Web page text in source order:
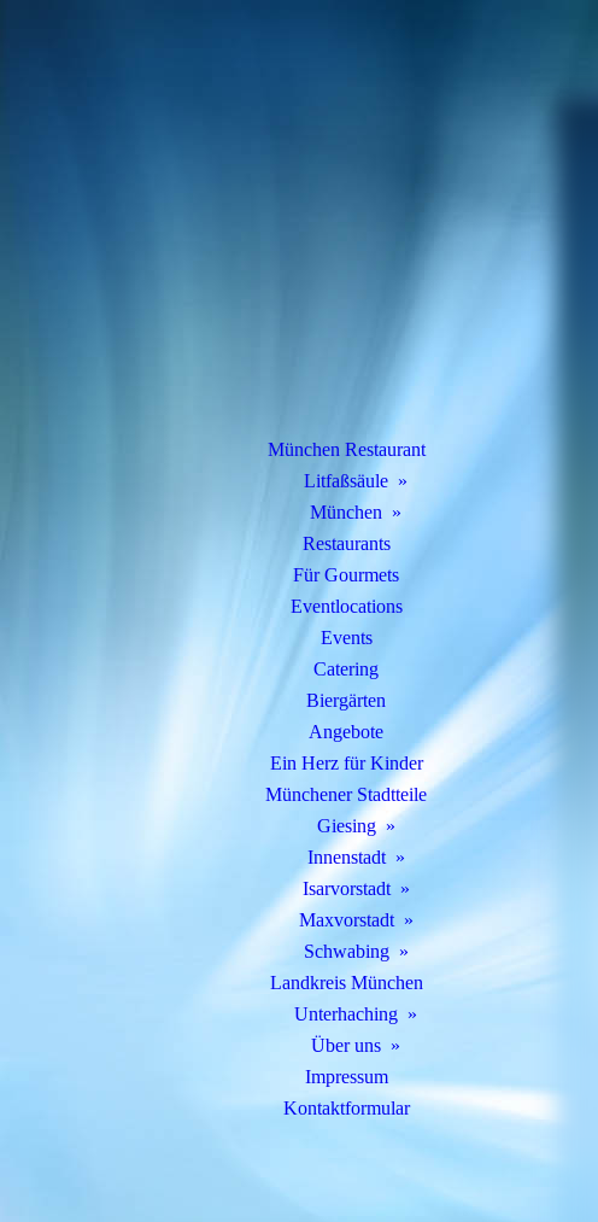
München Restaurant
Litfaßsäule
München
Restaurants
Für Gourmets
Eventlocations
Events
Catering
Biergärten
Angebote
Ein Herz für Kinder
Münchener Stadtteile
Giesing
Innenstadt
Isarvorstadt
Maxvorstadt
Schwabing
Landkreis München
Unterhaching
Über uns
Impressum
Kontaktformular